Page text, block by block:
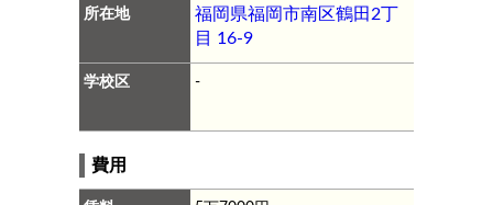
所在地
福岡県福岡市南区鶴田2丁
目 16-9
学校区 -
費用